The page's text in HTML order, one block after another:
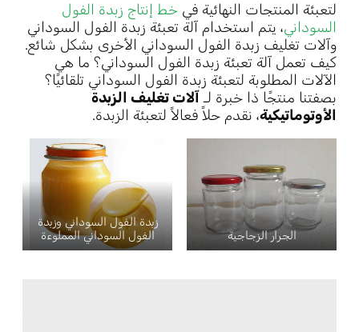
لتعبئة المنتجات النهائية في خط إنتاج زبدة الفول
السوداني، يتم استخدام آلة تعبئة زبدة الفول السوداني
وآلات تغليف زبدة الفول السوداني الأخرى بشكل شائع.
كيف تعمل آلة تعبئة زبدة الفول السوداني؟ ما هي
الآلات المطلوبة لتعبئة زبدة الفول السوداني تلقائيًا؟
بصفتنا منتجًا ذا خبرة لـ آلات تغليف الزبدة
الأوتوماتيكية، نقدم حلاً فعالاً لتعبئة الزبدة.
الجرار الزجاجية
زبدة الفول السوداني وزبدة
الفول السوداني المملوءة